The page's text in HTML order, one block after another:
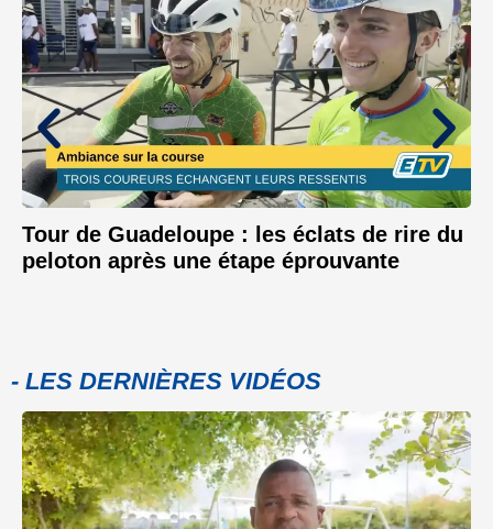
Tour de Guadeloupe : les éclats de rire du
peloton après une étape éprouvante
- LES DERNIÈRES VIDÉOS